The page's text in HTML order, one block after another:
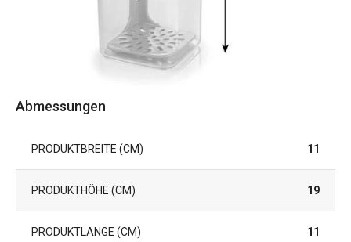
Abmessungen
PRODUKTBREITE (CM) 11
PRODUKTHÖHE (CM) 19
PRODUKTLÄNGE (CM) 11